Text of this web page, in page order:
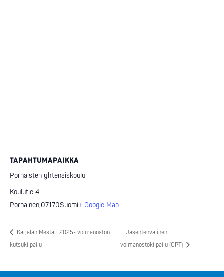
TAPAHTUMAPAIKKA
Pornaisten yhtenäiskoulu
Koulutie 4
Pornainen,07170Suomi+ Google Map
Karjalan Mestari 2025- voimanoston
kutsukilpailu
Jäsentenvälinen
voimanostokilpailu (OPT)